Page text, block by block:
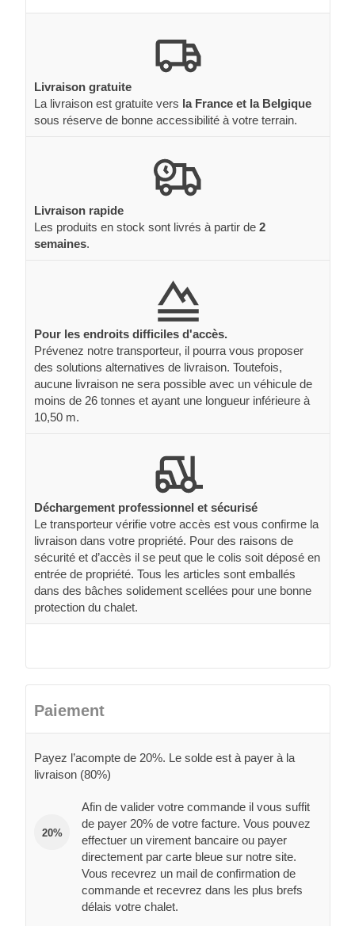
Livraison gratuite
La livraison est gratuite vers la France et la Belgique
sous réserve de bonne accessibilité à votre terrain.
Livraison rapide
Les produits en stock sont livrés à partir de 2
semaines.
Pour les endroits difficiles d'accès.
Prévenez notre transporteur, il pourra vous proposer
des solutions alternatives de livraison. Toutefois,
aucune livraison ne sera possible avec un véhicule de
moins de 26 tonnes et ayant une longueur inférieure à
10,50 m.
Déchargement professionnel et sécurisé
Le transporteur vérifie votre accès est vous confirme la
livraison dans votre propriété. Pour des raisons de
sécurité et d’accès il se peut que le colis soit déposé en
entrée de propriété. Tous les articles sont emballés
dans des bâches solidement scellées pour une bonne
protection du chalet.
Paiement
Payez l’acompte de 20%. Le solde est à payer à la
livraison (80%)
20%
Afin de valider votre commande il vous suffit
de payer 20% de votre facture. Vous pouvez
effectuer un virement bancaire ou payer
directement par carte bleue sur notre site.
Vous recevrez un mail de confirmation de
commande et recevrez dans les plus brefs
délais votre chalet.